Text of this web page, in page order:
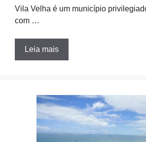
Vila Velha é um município
com …
Leia mais